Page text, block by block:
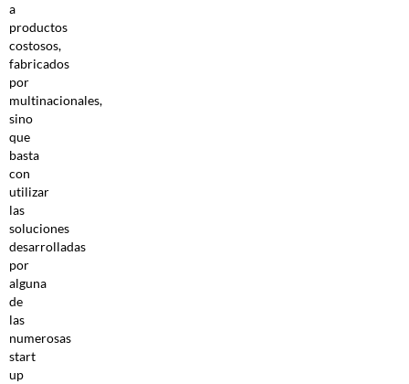
a
productos
costosos,
fabricados
por
multinacionales,
sino
que
basta
con
utilizar
las
soluciones
desarrolladas
por
alguna
de
las
numerosas
start
up